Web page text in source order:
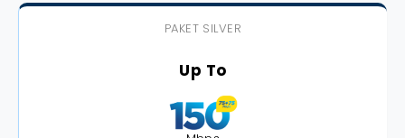
PAKET SILVER
Up To